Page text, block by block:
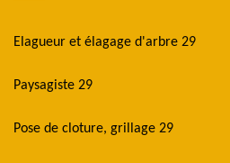
Elagueur et élagage d'arbre 29
Paysagiste 29
Pose de cloture, grillage 29